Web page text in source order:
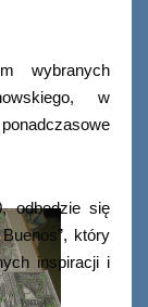
wybranych
w
odbędzie się
który
inspiracji i